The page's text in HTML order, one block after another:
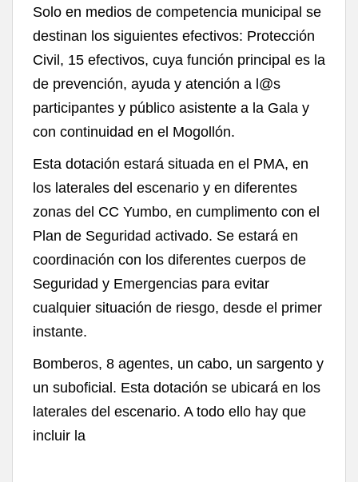
Solo en medios de competencia municipal se
destinan los siguientes efectivos: Protección
Civil, 15 efectivos, cuya función principal es la
de prevención, ayuda y atención a l@s
participantes y público asistente a la Gala y
con continuidad en el Mogollón.
Esta dotación estará situada en el PMA, en
los laterales del escenario y en diferentes
zonas del CC Yumbo, en cumplimento con el
Plan de Seguridad activado. Se estará en
coordinación con los diferentes cuerpos de
Seguridad y Emergencias para evitar
cualquier situación de riesgo, desde el primer
instante.
Bomberos, 8 agentes, un cabo, un sargento y
un suboficial. Esta dotación se ubicará en los
laterales del escenario. A todo ello hay que
incluir la